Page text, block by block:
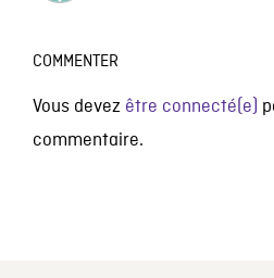
COMMENTER
Vous devez être connecté(e)
commentaire.